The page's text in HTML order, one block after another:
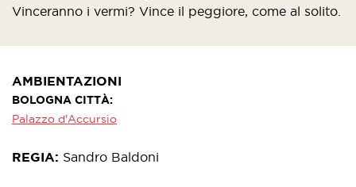
Vinceranno i vermi? Vince il peggiore, come al solito.
AMBIENTAZIONI
BOLOGNA CITTÀ
Palazzo d'Accursio
REGIA Sandro Baldoni